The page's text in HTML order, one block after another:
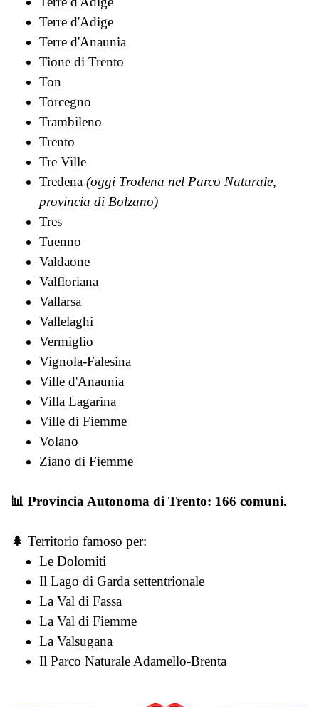
Terre d'Adige
Terre d'Anaunia
Tione di Trento
Ton
Torcegno
Trambileno
Trento
Tre Ville
Tredena (oggi Trodena nel Parco Naturale,
provincia di Bolzano)
Tres
Tuenno
Valdaone
Valfloriana
Vallarsa
Vallelaghi
Vermiglio
Vignola-Falesina
Ville d'Anaunia
Villa Lagarina
Ville di Fiemme
Volano
Ziano di Fiemme
📊 Provincia Autonoma di Trento: 166 comuni.
🌲 Territorio famoso per:
Le Dolomiti
Il Lago di Garda settentrionale
La Val di Fassa
La Val di Fiemme
La Valsugana
Il Parco Naturale Adamello-Brenta